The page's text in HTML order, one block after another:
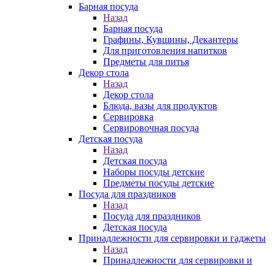
Барная посуда
Назад
Барная посуда
Графины, Кувшины, Декантеры
Для приготовления напитков
Предметы для питья
Декор стола
Назад
Декор стола
Блюда, вазы для продуктов
Сервировка
Сервировочная посуда
Детская посуда
Назад
Детская посуда
Наборы посуды детские
Предметы посуды детские
Посуда для праздников
Назад
Посуда для праздников
Детская посуда
Принадлежности для сервировки и гаджеты
Назад
Принадлежности для сервировки и